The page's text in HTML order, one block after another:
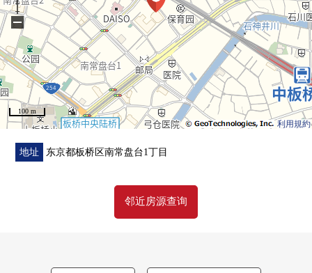
○ 步行3分钟的范围以内拥有超市·便利店的良好地理位置
○ 作为居住用和投资用，能要讨论
○ 预测租金或者室内状况等的如有意向，请跟我们联系
利用規約
100 m
−
地址 东京都板桥区南常盘台1丁目
邻近房源查询